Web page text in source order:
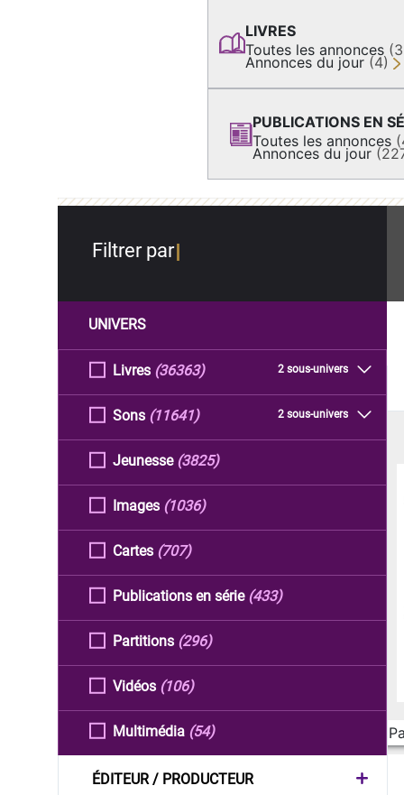
LIVRES
Toutes les annonces
Annonces du jour (4)
PUBLICATIONS EN
Toutes les annonces
Annonces du jour
Filtrer par
UNIVERS
Livres 2 sous-univers
(36363)
Sons 2 sous-univers
(11641)
Jeunesse (3825)
Images (1036)
Cartes (707)
Publications en série (433)
Partitions (296)
Vidéos (106)
Multimédia (54)
ÉDITEUR / PRODUCTEUR